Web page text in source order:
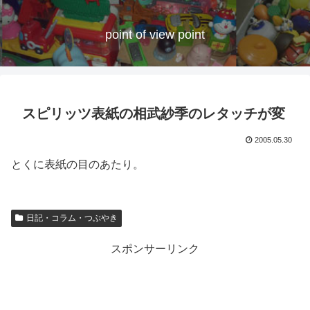
point of view point
スピリッツ表紙の相武紗季のレタッチが変
2005.05.30
とくに表紙の目のあたり。
日記・コラム・つぶやき
スポンサーリンク